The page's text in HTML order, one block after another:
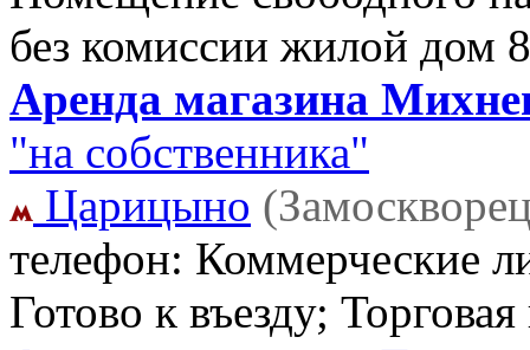
без комиссии жилой дом
Аренда магазина
"на собственника"
Царицыно
телефон: Коммерческие
Готово к въезду;